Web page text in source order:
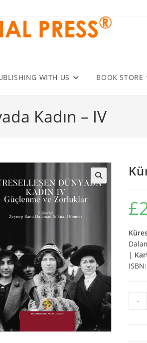
WITH US BOOK STORE
Kadın – IV
£
|
-